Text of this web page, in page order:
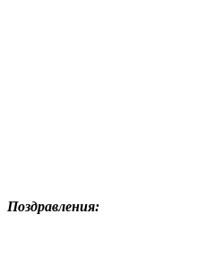
Поздравления: